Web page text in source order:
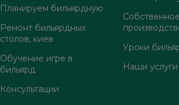
Планируем бильярдную
Ремонт бильярдных
столов, киев
Обучение игре в
бильярд
Консультации
Собственное
Уроки
Наши услуги